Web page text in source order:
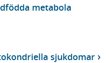
metabola
sjukdomar